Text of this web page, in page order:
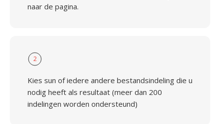
naar de pagina.
2
Kies sun of iedere andere bestandsindeling die u
nodig heeft als resultaat (meer dan 200
indelingen worden ondersteund)